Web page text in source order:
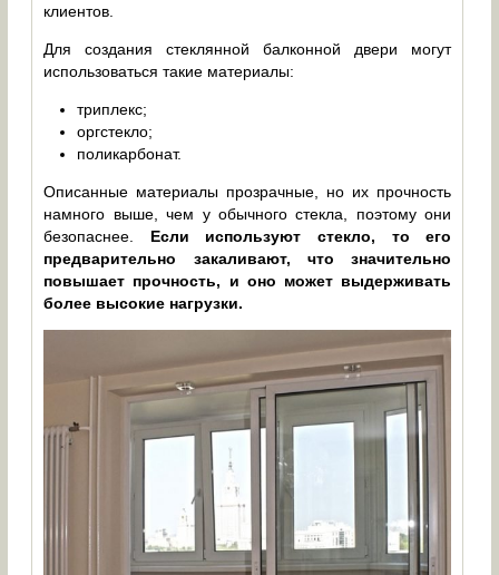
клиентов.
Для создания стеклянной балконной двери могут
использоваться такие материалы:
триплекс;
оргстекло;
поликарбонат.
Описанные материалы прозрачные, но их прочность
намного выше, чем у обычного стекла, поэтому они
безопаснее. Если используют стекло, то его
предварительно закаливают, что значительно
повышает прочность, и оно может выдерживать
более высокие нагрузки.